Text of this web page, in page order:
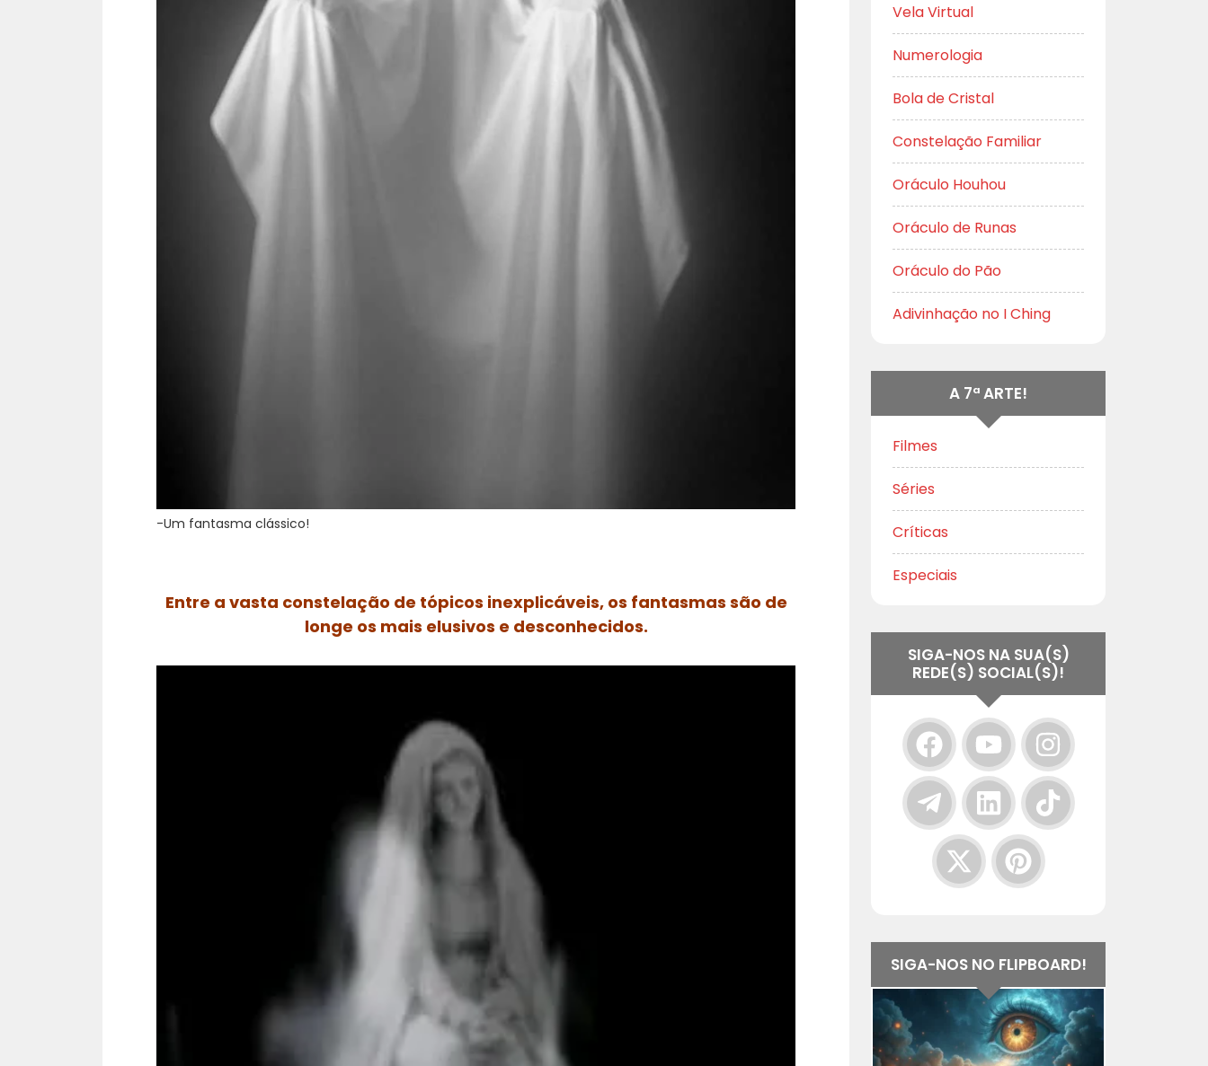
-Um fantasma clássico!
Entre a vasta constelação de tópicos inexplicáveis, os fantasmas são de
longe os mais elusivos e desconhecidos.
Vela Virtual
Numerologia
Bola de Cristal
Constelação Familiar
Oráculo Houhou
Oráculo de Runas
Oráculo do Pão
Adivinhação no I Ching
A 7ª ARTE!
Filmes
Séries
Críticas
Especiais
SIGA-NOS NA SUA(S)
REDE(S) SOCIAL(S)!
SIGA-NOS NO FLIPBOARD!